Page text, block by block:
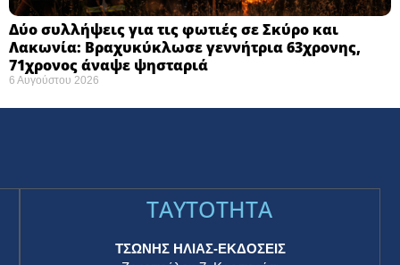
Δύο συλλήψεις για τις φωτιές σε Σκύρο και
Λακωνία: Βραχυκύκλωσε γεννήτρια 63χρονης,
71χρονος άναψε ψησταριά
6 Αυγούστου 2026
TAYTOTHTA
ΤΣΩΝΗΣ ΗΛΙΑΣ-ΕΚΔΟΣΕΙΣ